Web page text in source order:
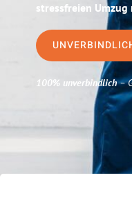
stressfreien Umzug
100% unverbindlich–